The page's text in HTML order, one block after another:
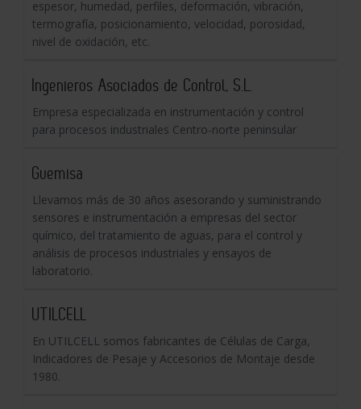
espesor, humedad, perfiles, deformación, vibración,
termografía, posicionamiento, velocidad, porosidad,
nivel de oxidación, etc.
Ingenieros Asociados de Control, S.L.
Empresa especializada en instrumentación y control
para procesos industriales Centro-norte peninsular
Guemisa
Llevamos más de 30 años asesorando y suministrando
sensores e instrumentación a empresas del sector
químico, del tratamiento de aguas, para el control y
análisis de procesos industriales y ensayos de
laboratorio.
UTILCELL
En UTILCELL somos fabricantes de Células de Carga,
Indicadores de Pesaje y Accesorios de Montaje desde
1980.